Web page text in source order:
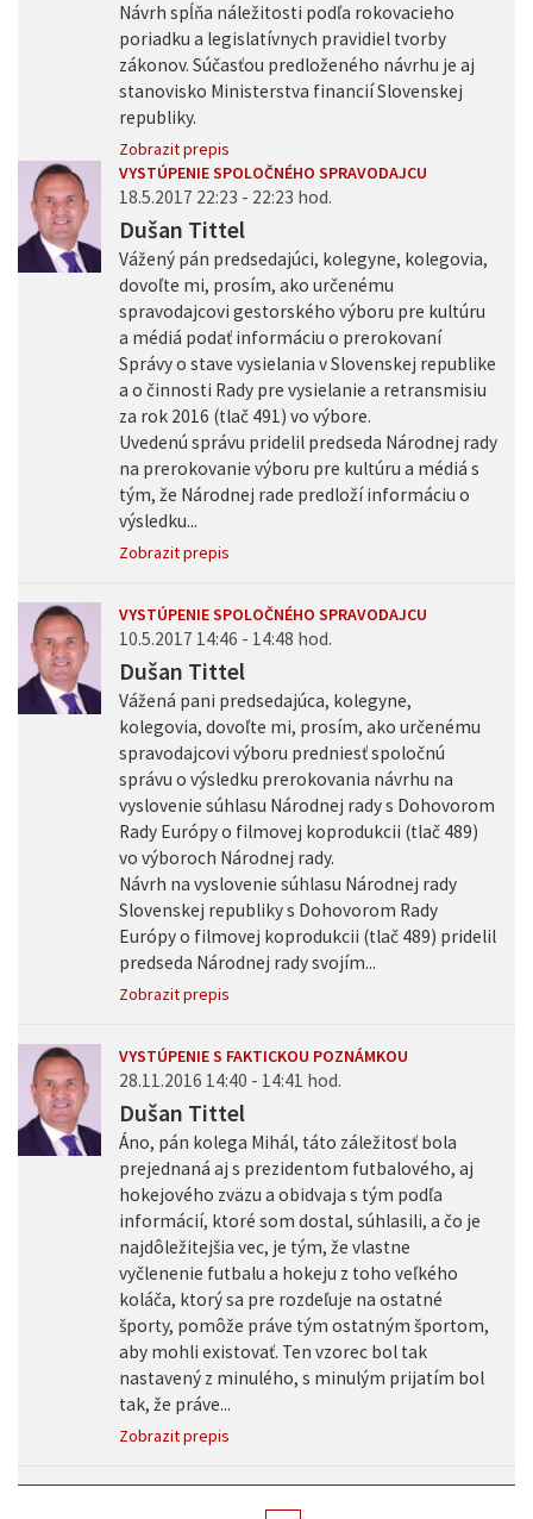
Návrh spĺňa náležitosti podľa rokovacieho
poriadku a legislatívnych pravidiel tvorby
zákonov. Súčasťou predloženého návrhu je aj
stanovisko Ministerstva financií Slovenskej
republiky.
Zobrazit prepis
VYSTÚPENIE SPOLOČNÉHO SPRAVODAJCU
18.5.2017 22:23 - 22:23 hod.
Dušan Tittel
Vážený pán predsedajúci, kolegyne, kolegovia,
dovoľte mi, prosím, ako určenému
spravodajcovi gestorského výboru pre kultúru
a médiá podať informáciu o prerokovaní
Správy o stave vysielania v Slovenskej republike
a o činnosti Rady pre vysielanie a retransmisiu
za rok 2016 (tlač 491) vo výbore.
Uvedenú správu pridelil predseda Národnej rady
na prerokovanie výboru pre kultúru a médiá s
tým, že Národnej rade predloží informáciu o
výsledku...
Zobrazit prepis
VYSTÚPENIE SPOLOČNÉHO SPRAVODAJCU
10.5.2017 14:46 - 14:48 hod.
Dušan Tittel
Vážená pani predsedajúca, kolegyne,
kolegovia, dovoľte mi, prosím, ako určenému
spravodajcovi výboru predniesť spoločnú
správu o výsledku prerokovania návrhu na
vyslovenie súhlasu Národnej rady s Dohovorom
Rady Európy o filmovej koprodukcii (tlač 489)
vo výboroch Národnej rady.
Návrh na vyslovenie súhlasu Národnej rady
Slovenskej republiky s Dohovorom Rady
Európy o filmovej koprodukcii (tlač 489) pridelil
predseda Národnej rady svojím...
Zobrazit prepis
VYSTÚPENIE S FAKTICKOU POZNÁMKOU
28.11.2016 14:40 - 14:41 hod.
Dušan Tittel
Áno, pán kolega Mihál, táto záležitosť bola
prejednaná aj s prezidentom futbalového, aj
hokejového zväzu a obidvaja s tým podľa
informácií, ktoré som dostal, súhlasili, a čo je
najdôležitejšia vec, je tým, že vlastne
vyčlenenie futbalu a hokeju z toho veľkého
koláča, ktorý sa pre rozdeľuje na ostatné
športy, pomôže práve tým ostatným športom,
aby mohli existovať. Ten vzorec bol tak
nastavený z minulého, s minulým prijatím bol
tak, že práve...
Zobrazit prepis